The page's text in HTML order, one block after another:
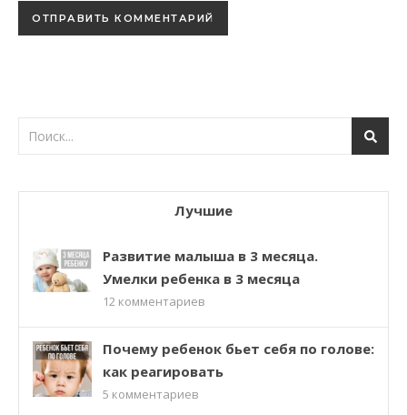
Лучшие
Развитие малыша в 3 месяца.
Умелки ребенка в 3 месяца
12 комментариев
Почему ребенок бьет себя по голове:
как реагировать
5 комментариев